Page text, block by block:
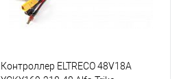
Контроллер ELTRECO 48V18A